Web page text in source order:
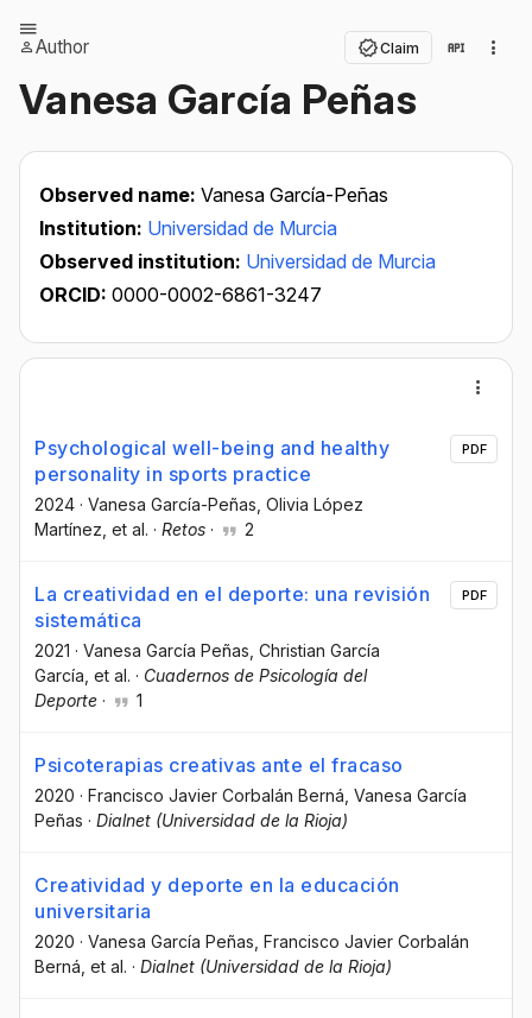
Author Claim
Vanesa García Peñas
Observed name: Vanesa García-Peñas
Institution: Universidad de Murcia
Observed institution: Universidad de Murcia
ORCID: 0000-0002-6861-3247
Psychological well-being and healthy
personality in sports practice
2024 · Vanesa García-Peñas , Olivia López
Martínez , et al. · Retos · 2
PDF
La creatividad en el deporte: una revisión
sistemática
2021 · Vanesa García Peñas , Christian García
García , et al. · Cuadernos de Psicología del
Deporte · 1
PDF
Psicoterapias creativas ante el fracaso
2020 · Francisco Javier Corbalán Berná , Vanesa García
Peñas · Dialnet (Universidad de la Rioja)
Creatividad y deporte en la educación
universitaria
2020 · Vanesa García Peñas , Francisco Javier Corbalán
Berná , et al. · Dialnet (Universidad de la Rioja)